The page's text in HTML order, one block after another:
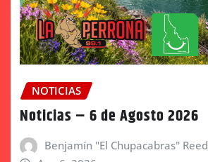
NOTICIAS
Noticias – 6 de Agosto 2026
Benjamín "El Chupacabras" Reed